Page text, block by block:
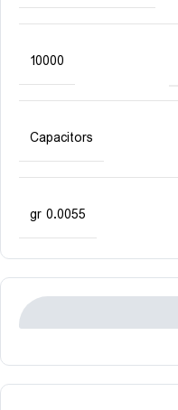
10000
Capacitors
0.0055 gr